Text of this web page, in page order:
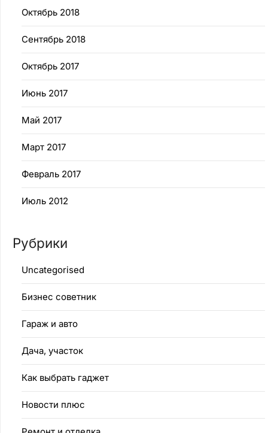
Октябрь 2018
Сентябрь 2018
Октябрь 2017
Июнь 2017
Май 2017
Март 2017
Февраль 2017
Июль 2012
Рубрики
Uncategorised
Бизнес советник
Гараж и авто
Дача, участок
Как выбрать гаджет
Новости плюс